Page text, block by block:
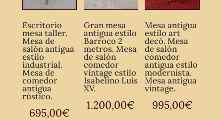
Escritorio
mesa taller.
Mesa de
salón antigua
estilo
industrial.
Mesa de
comedor
antigua
rústico.
695,00€
Gran mesa
antigua estilo
Barroco 2
metros. Mesa
de salón
comedor
vintage estilo
Isabelino Luis
XV.
1.200,00€
Mesa antigua
estilo art
decó. Mesa
de salón
comedor
antigua estilo
modernista.
Mesa antigua
vintage.
995,00€